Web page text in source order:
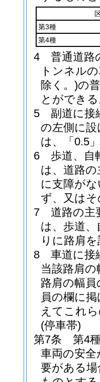
第3種
第4種
4
普通道路
トンネル
除く。)の
とができ
5
副道に接
の左側に
は、「0.5
6
歩道、自
は、道路
に支障が
ず、又は
7
道路の主
は、歩道
りに路肩
8
車道に接
当該路肩
路肩の幅
員の欄に
えてこれ
(停車帯)
第7条
第4
車両の安
要がある